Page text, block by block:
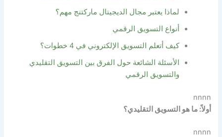
لماذا يعتبر مجال الديجيتال ماركتنج مهم؟
أنواع التسويق الرقمي
كيف أتعلم التسويق الإلكتروني في 4 خطوات؟
الأسئلة الشائعة حول الفرق بين التسويق التقليدي
والتسويق الرقمي
nnnn
أولاً: ما هو التسويق التقليدي؟
nnnn